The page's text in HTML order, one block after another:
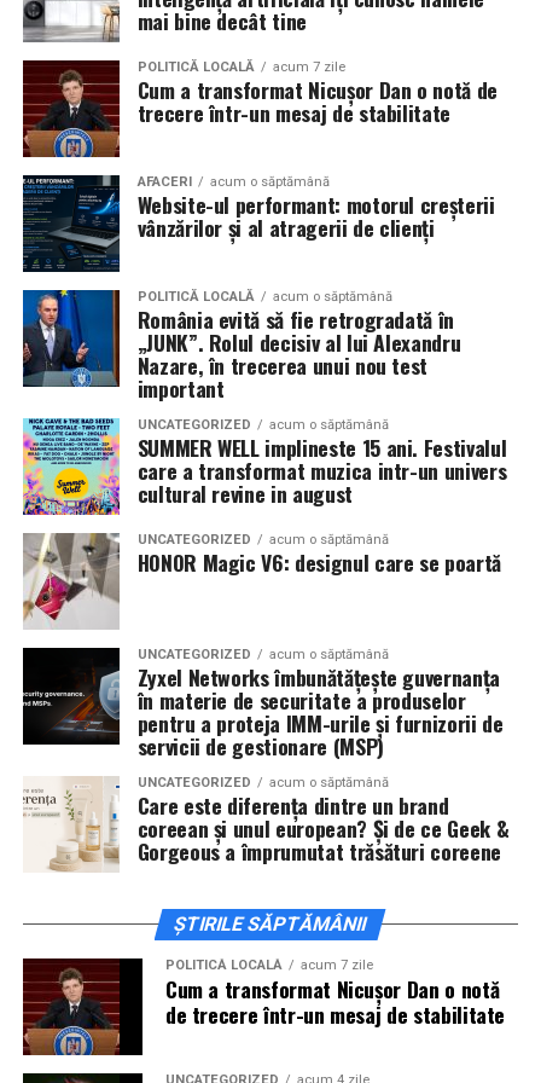
Sursa articol:BVON.ro
în mai multe orașe.
Pe11 februarieva avea loc proiecția specială
mea”de la Cinema City din City Park Constanța,de la
18:30, unde
regizorul Paul Decu și actrița Azaleea
Necula, originari din Constanța și împrejurimi, vor
prezenta filmul alături de colegii lor
Alexandra Răduță și Gabriel Vatavu.
Cinema City Shopping City Galați
12 februarie de la 18:30la întâlnirea cu actrițele
State și Azaleea Necula și regizorul Paul Decu.
Pe 13 februarie la ora 18:30, spectatorii dinIași
invitați la proiecția specială din
Mall, alături de regizorulPaul Decuși de
actoriiGabriel Vatavu, Sergiu Costache, Azaleea
Necula, Alexandra Răduță.
De „Ziua Îndrăgostiților”, pe14 februarie, în Cinema
City Iulius Mall Suceava, de la 18:30, spectatorii sunt
invitați la film alături de regizorul
actoriiSergiu Costache, Vlad si Oana Gherman,
Alexandra Răduță.
Cineplexx Băneasa Shopping City
Bucureștigăzduiește o proiecție specială în prezența
întregii echipe pe15 februarie, de la 17:30.
ÎnCraiova , regizorul Paul Decuși actorii Sergiu
Costache, Azaleea Necula și Oana Gherman vor
Mall pe 16 februarie de la ora 18:00.
ActoriiVlad Gherman, Oana Gherman și Ioana
Ginghinăvin la întâlnirea cu publicul dinCinema City
Vivo! Pitești pe 17 februarie, de la 18:30și vor
participa la o discuție după proiecție, alături de
mai bine decât tine
POLITICĂ LOCALĂ acum 7 zile
Cum a transformat Nicușor Dan o notă de
trecere într-un mesaj de stabilitate
AFACERI acum o săptămână
Website-ul performant: motorul creșterii
vânzărilor și al atragerii de clienți
POLITICĂ LOCALĂ acum o săptămână
România evită să fie retrogradată în
„JUNK”. Rolul decisiv al lui Alexandru
Nazare, în trecerea unui nou test
important
UNCATEGORIZED acum o săptămână
SUMMER WELL implineste 15 ani. Festivalul
care a transformat muzica intr-un univers
cultural revine in august
UNCATEGORIZED acum o săptămână
HONOR Magic V6: designul care se poartă
UNCATEGORIZED acum o săptămână
Zyxel Networks îmbunătățește guvernanța
în materie de securitate a produselor
pentru a proteja IMM-urile și furnizorii de
servicii de gestionare (MSP)
UNCATEGORIZED acum o săptămână
Care este diferența dintre un brand
coreean și unul european? Și de ce Geek &
Gorgeous a împrumutat trăsături coreene
ȘTIRILE SĂPTĂMÂNII
POLITICĂ LOCALĂ acum 7 zile
Cum a transformat Nicușor Dan o notă
de trecere într-un mesaj de stabilitate
UNCATEGORIZED acum 4 zile